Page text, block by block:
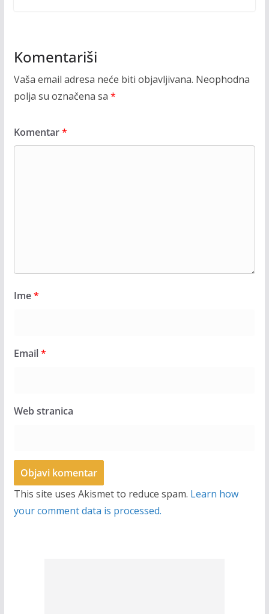
Komentariši
Vaša email adresa neće biti objavljivana. Neophodna
polja su označena sa *
Komentar*
Ime*
Email*
Web stranica
This site uses Akismet to reduce spam. Learn how
your comment data is processed.